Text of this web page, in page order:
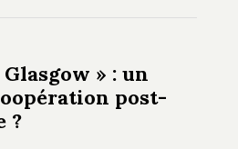
» : un
post-
?